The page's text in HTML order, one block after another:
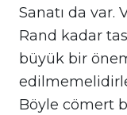
Sanatı da var.
Rand kadar
büyük bir
Böyle cömert